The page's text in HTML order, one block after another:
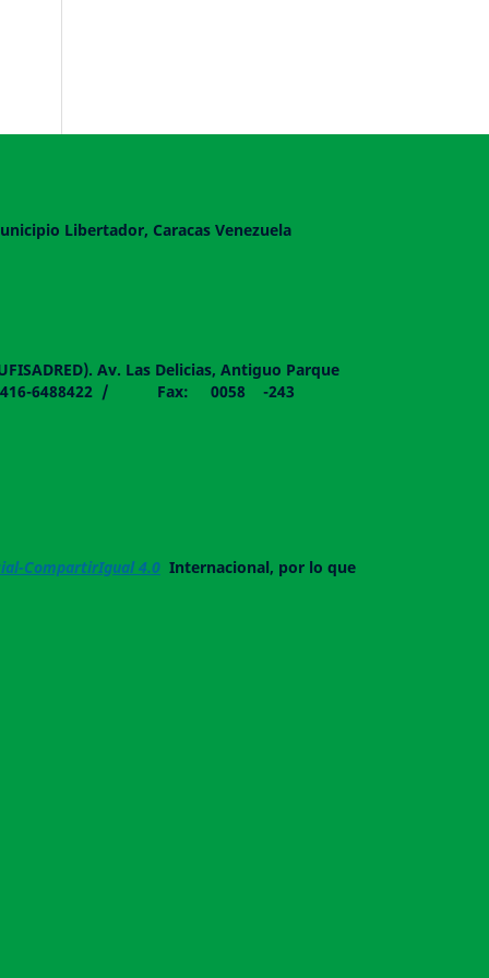
Libertador, Caracas Venezuela
Av. Las Delicias, Antiguo Parque
- 0416-6488422 / Fax: 0058 -243
CompartirIgual 4.0 Internacional, por lo que